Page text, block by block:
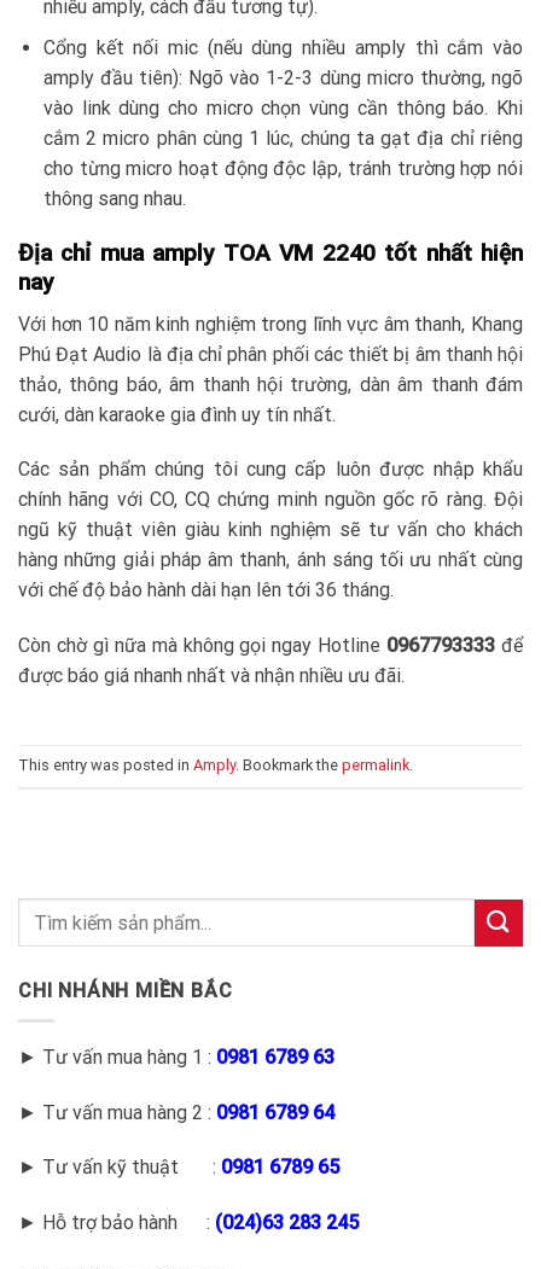
nhiều amply, cách đấu tương tự).
Cổng kết nối mic (nếu dùng nhiều amply thì cắm vào
amply đầu tiên): Ngõ vào 1-2-3 dùng micro thường, ngõ
vào link dùng cho micro chọn vùng cần thông báo. Khi
cắm 2 micro phân cùng 1 lúc, chúng ta gạt địa chỉ riêng
cho từng micro hoạt động độc lập, tránh trường hợp nói
thông sang nhau.
Địa chỉ mua amply TOA VM 2240 tốt nhất hiện
nay
Với hơn 10 năm kinh nghiệm trong lĩnh vực âm thanh, Khang
Phú Đạt Audio là địa chỉ phân phối các thiết bị âm thanh hội
thảo, thông báo, âm thanh hội trường, dàn âm thanh đám
cưới, dàn karaoke gia đình uy tín nhất.
Các sản phẩm chúng tôi cung cấp luôn được nhập khẩu
chính hãng với CO, CQ chứng minh nguồn gốc rõ ràng. Đội
ngũ kỹ thuật viên giàu kinh nghiệm sẽ tư vấn cho khách
hàng những giải pháp âm thanh, ánh sáng tối ưu nhất cùng
với chế độ bảo hành dài hạn lên tới 36 tháng.
Còn chờ gì nữa mà không gọi ngay Hotline 0967793333để
được báo giá nhanh nhất và nhận nhiều ưu đãi.
This entry was posted in Amply. Bookmark the permalink.
CHI NHÁNH MIỀN BẮC
► Tư vấn mua hàng 1 : 0981 6789 63
► Tư vấn mua hàng 2 : 0981 6789 64
► Tư vấn kỹ thuật : 0981 6789 65
► Hỗ trợ bảo hành : (024)63 283 245